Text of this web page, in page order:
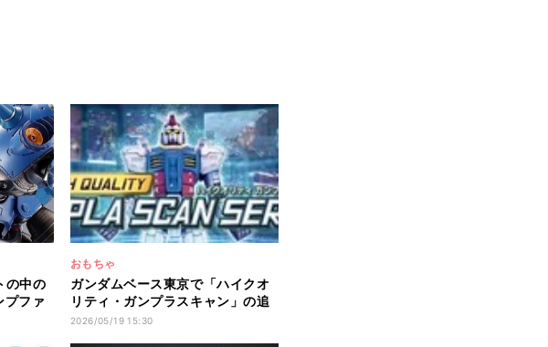
の中の
プファ
おもちゃ
ガンダムベース東京で「ハイクオ
リティ・ガンプラスキャン」の追
加開催決定 - 予約受付中
2026/05/19 15:30